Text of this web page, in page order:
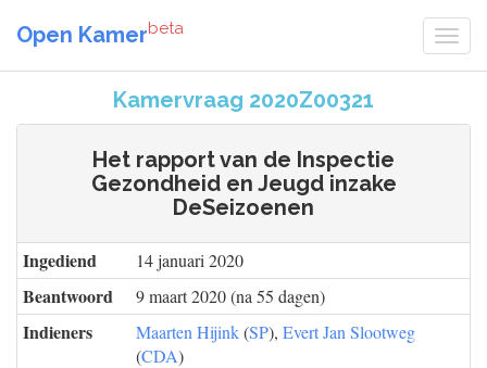
Open Kamerbeta
Kamervraag 2020Z00321
Het rapport van de Inspectie
Gezondheid en Jeugd inzake
DeSeizoenen
Ingediend 14 januari 2020
Beantwoord 9 maart 2020 (na 55 dagen)
Indieners Maarten Hijink(SP), Evert Jan Slootweg
(CDA)